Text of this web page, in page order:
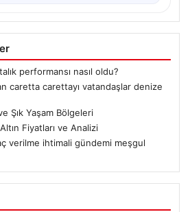
performansı nasıl oldu?
caretta carettayı vatandaşlar denize
Şık Yaşam Bölgeleri
Fiyatları ve Analizi
verilme ihtimali gündemi meşgul